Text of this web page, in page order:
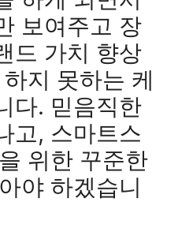
보여주고 장
드 가치 향상
지 못하는 케
다. 믿음직한
고, 스마트스
위한 꾸준한
야 하겠습니